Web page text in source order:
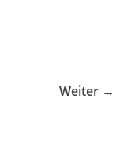
Weiter →